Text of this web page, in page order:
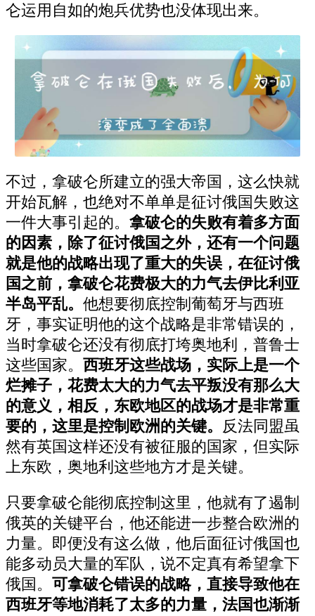
仑运用自如的炮兵优势也没体现出来。
不过，拿破仑所建立的强大帝国，这么快就
开始瓦解，也绝对不单单是征讨俄国失败这
一件大事引起的。 拿破仑的失败有着多方面
的因素，除了征讨俄国之外，还有一个问题
就是他的战略出现了重大的失误，在征讨俄
国之前，拿破仑花费极大的力气去伊比利亚
半岛平乱。 他想要彻底控制葡萄牙与西班
牙，事实证明他的这个战略是非常错误的，
当时拿破仑还没有彻底打垮奥地利，普鲁士
这些国家。 西班牙这些战场，实际上是一个
烂摊子，花费太大的力气去平叛没有那么大
的意义，相反，东欧地区的战场才是非常重
要的，这里是控制欧洲的关键。 反法同盟虽
然有英国这样还没有被征服的国家，但实际
上东欧，奥地利这些地方才是关键。
只要拿破仑能彻底控制这里，他就有了遏制
俄英的关键平台，他还能进一步整合欧洲的
力量。即便没有这么做，他后面征讨俄国也
能多动员大量的军队，说不定真有希望拿下
俄国。 可拿破仑错误的战略，直接导致他在
西班牙等地消耗了太多的力量，法国也渐渐